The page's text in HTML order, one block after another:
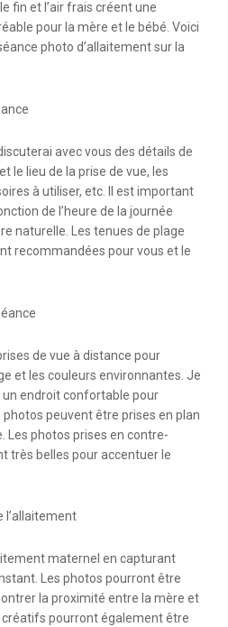
fin et l’air frais créent une
pour la mère et le bébé. Voici
photo d’allaitement sur la
avec vous des détails de
le lieu de la prise de vue, les
à utiliser, etc. Il est important
de l’heure de la journée
naturelle. Les tenues de plage
recommandées pour vous et le
de vue à distance pour
et les couleurs environnantes. Je
endroit confortable pour
photos peuvent être prises en plan
Les photos prises en contre-
très belles pour accentuer le
l’allaitement
maternel en capturant
Les photos pourront être
la proximité entre la mère et
créatifs pourront également être